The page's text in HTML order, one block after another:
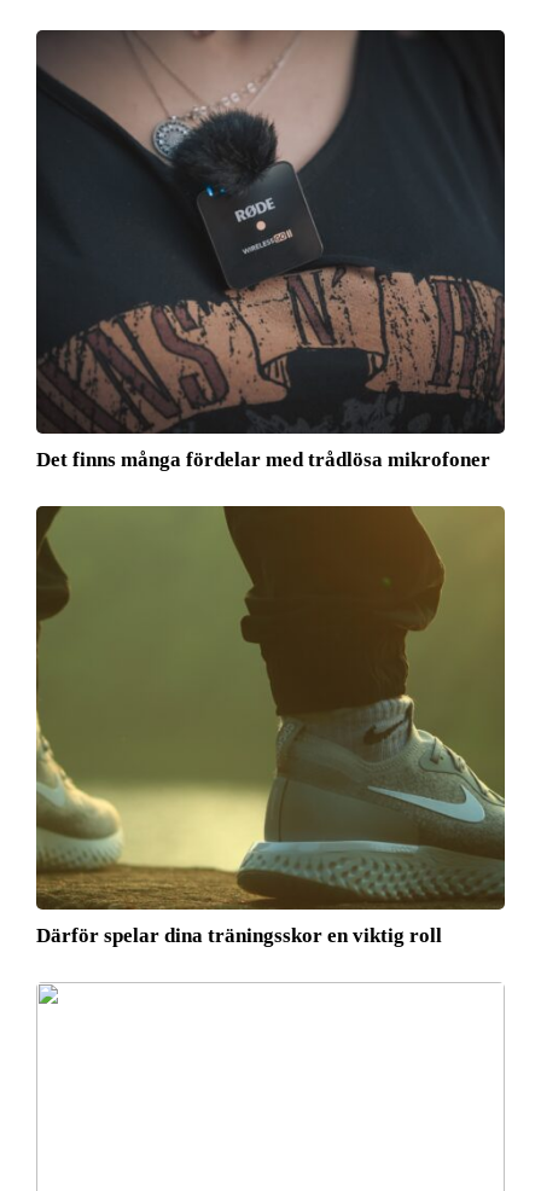
Det finns många fördelar med trådlösa mikrofoner
Därför spelar dina träningsskor en viktig roll